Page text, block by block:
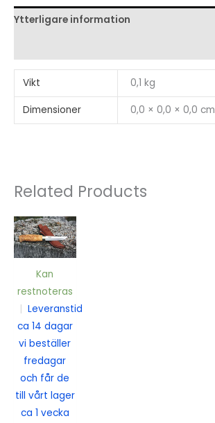
Ytterligare information
Vikt 0,1 kg
Dimensioner 0,0 × 0,0 × 0,0 cm
Related Products
Kan
restnoteras
Leveranstid
ca 14 dagar
vi beställer
fredagar
och får de
till vårt lager
ca 1 vecka